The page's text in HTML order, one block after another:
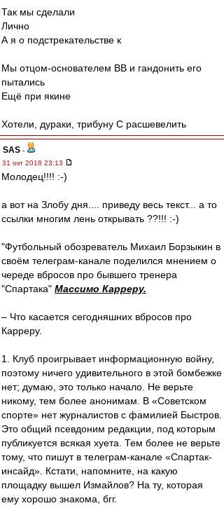
Так мы сделали
Лично
А я о подстрекательстве к
Мы отцом-основателем ВВ и гандонить его
пытались
Ещё при якине
Хотели, дураки, трибуну С расшевелить
SAS -
31 окт 2018 23:13
Молодец!!!! :-)
а вот на Злобу дня.... приведу весь текст... а то
ссылки многим лень открывать ??!!! :-)
"Футбольный обозреватель Михаил Борзыкин в
своём телеграм-канале поделился мнением о
череде вбросов про бывшего тренера
"Спартака" Массимо Карреру.
– Что касается сегодняшних вбросов про
Карреру.
1. Клуб проигрывает информационную войну,
поэтому ничего удивительного в этой бомбежке
нет; думаю, это только начало. Не верьте
никому, тем более анонимам. В «Советском
спорте» нет журналистов с фамилией Быстров.
Это общий псевдоним редакции, под которым
публикуется всякая хуета. Тем более не верьте
тому, что пишут в телеграм-канале «Спартак-
инсайд». Кстати, напомните, на какую
площадку вышел Измайлов? На ту, которая
ему хорошо знакома, бгг.